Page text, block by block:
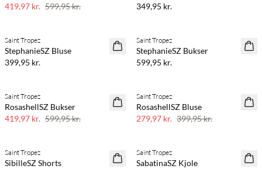
419,97 kr. 599,95 kr.
349,95 kr.
NYHED
Saint Tropez
StephanieSZ Bluse
399,95 kr.
NYHED
Saint Tropez
StephanieSZ Bukser
599,95 kr.
SAVE20
Saint Tropez
RosashellSZ Bukser
419,97 kr. 599,95 kr.
SAVE20
Saint Tropez
RosashellSZ Bluse
279,97 kr. 399,95 kr.
NYHED
Saint Tropez
SibilleSZ Shorts
NYHED
Saint Tropez
SabatinaSZ Kjole